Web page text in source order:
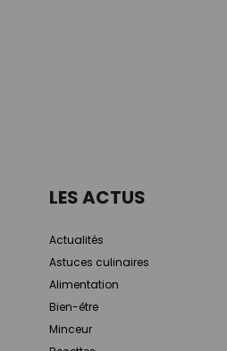
LES ACTUS
Actualités
Astuces culinaires
Alimentation
Bien-être
Minceur